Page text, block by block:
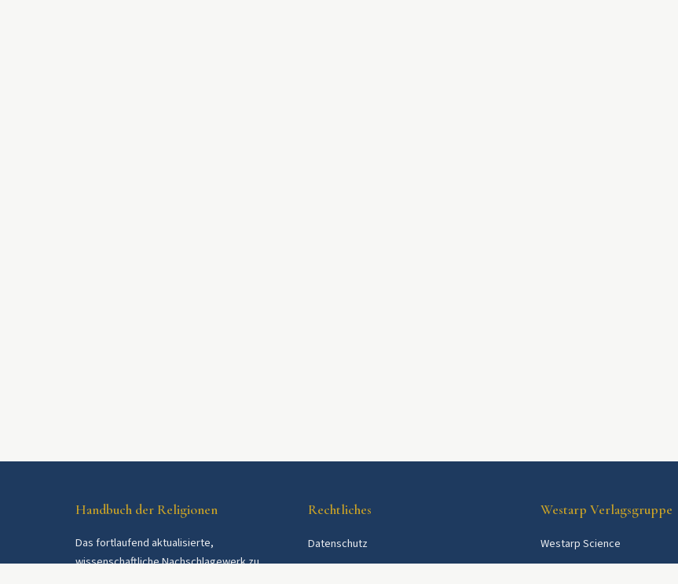
Handbuch der Religionen
Das fortlaufend aktualisierte,
wissenschaftliche Nachschlagewerk zu
Rechtliches
Datenschutz
Westarp Verlagsgruppe
Westarp Science